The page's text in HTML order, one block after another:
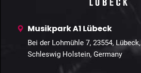
Musikpark A1 Lübeck
Bei der Lohmühle 7, 23554, Lübeck,
Schleswig Holstein, Germany